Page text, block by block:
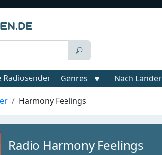
Radiosender Genres Nach Länder
Harmony Feelings
Radio Harmony Feelings